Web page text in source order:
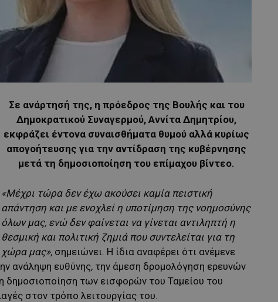
Σε ανάρτησή της, η πρόεδρος της Βουλής και του
Δημοκρατικού Συναγερμού, Αννίτα Δημητρίου,
εκφράζει έντονα συναισθήματα θυμού αλλά κυρίως
απογοήτευσης για την αντίδραση της κυβέρνησης
μετά τη δημοσιοποίηση του επίμαχου βίντεο.
«Μέχρι τώρα δεν έχω ακούσει καμία πειστική
απάντηση και με ενοχλεί η υποτίμηση της νοημοσύνης
όλων μας, ενώ δεν φαίνεται να γίνεται αντιληπτή η
θεσμική και πολιτική ζημιά που συντελείται για τη
χώρα μας», σημειώνει. Η ίδια αναφέρει ότι ανέμενε
ανάληψη ευθύνης, την άμεση δρομολόγηση ερευνών
δημοσιοποίηση των εισφορών του Ταμείου του
στον τρόπο λειτουργίας του.